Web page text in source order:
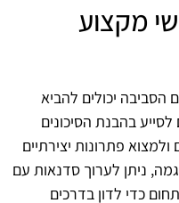
מקצוע
הסביבה יכולים להביא
בהבנת הסיכונים
פתרונות יצירתיים
ניתן לערוך סדנאות עם
כדי לדון בדרכים